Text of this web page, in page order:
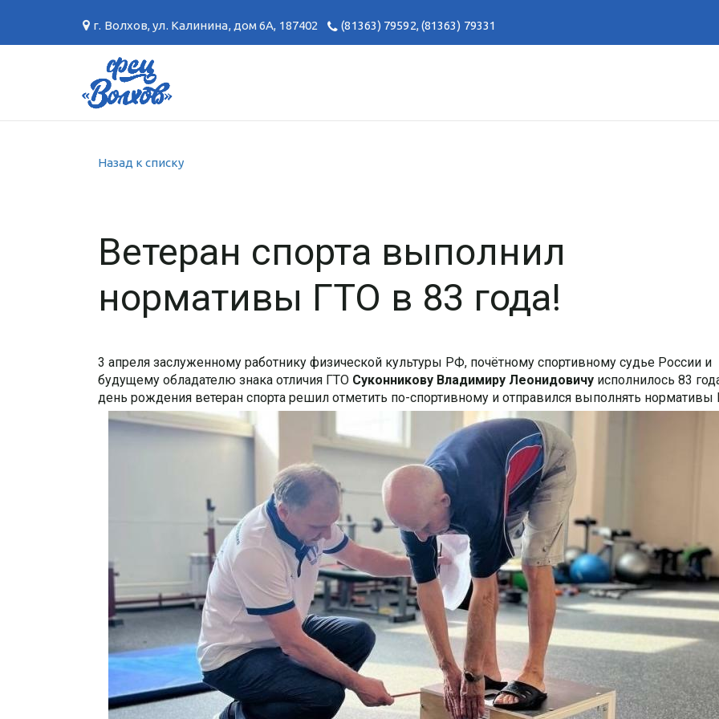
г. Волхов,ул. Калинина, дом 6А, 187402 (81363) 79592,(81363) 79331
Назад к списку
Ветеран спорта выполнил
нормативы ГТО в 83 года!
3 апреля заслуженному работнику физической культуры РФ, почётному спортивному судье России и
будущему обладателю знака отличия ГТО Суконникову Владимиру Леонидовичу исполнилось 83
день рождения ветеран спорта решил отметить по-спортивному и отправился выполнять нормативы